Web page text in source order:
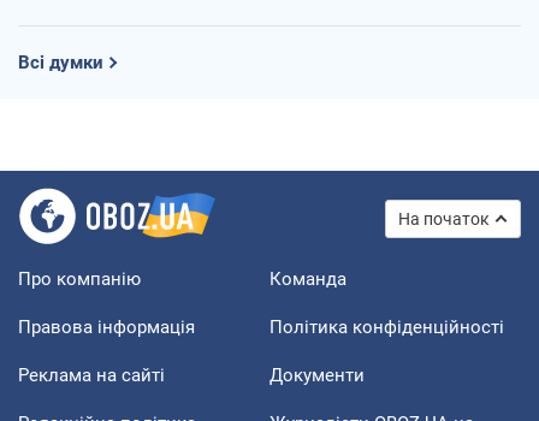
Всі думки
На початок
Про компанію Команда
Правова інформація Політика конфіденційності
Реклама на сайті Документи